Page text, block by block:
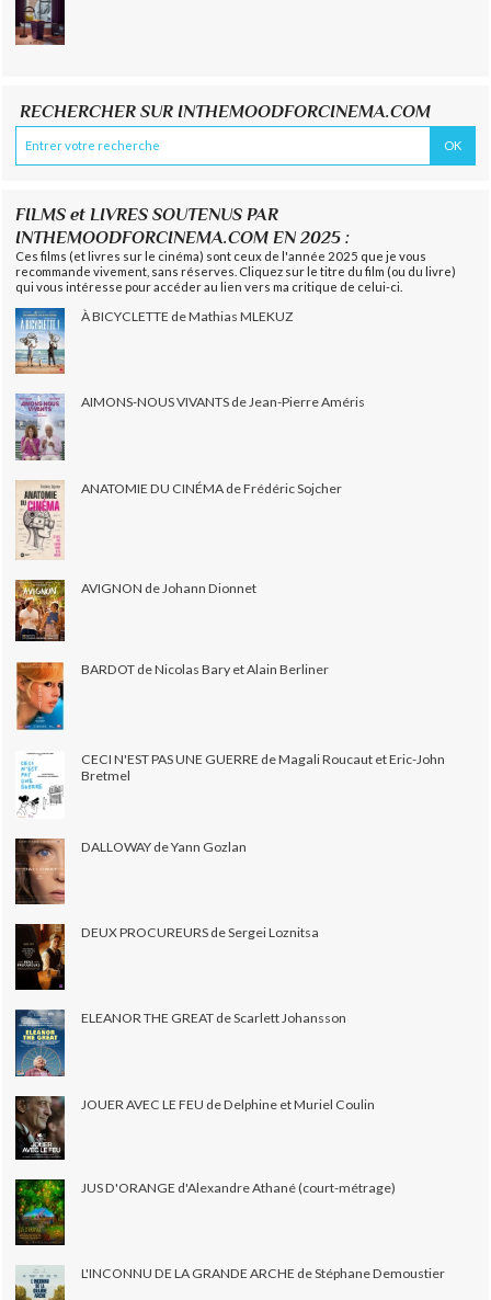
RECHERCHER SUR INTHEMOODFORCINEMA.COM
FILMS et LIVRES SOUTENUS PAR
INTHEMOODFORCINEMA.COM EN 2025 :
Ces films (et livres sur le cinéma) sont ceux de l'année 2025 que je vous
recommande vivement, sans réserves. Cliquez sur le titre du film (ou du livre)
qui vous intéresse pour accéder au lien vers ma critique de celui-ci.
À BICYCLETTE de Mathias MLEKUZ
AIMONS-NOUS VIVANTS de Jean-Pierre Améris
ANATOMIE DU CINÉMA de Frédéric Sojcher
AVIGNON de Johann Dionnet
BARDOT de Nicolas Bary et Alain Berliner
CECI N'EST PAS UNE GUERRE de Magali Roucaut et Eric-John
Bretmel
DALLOWAY de Yann Gozlan
DEUX PROCUREURS de Sergei Loznitsa
ELEANOR THE GREAT de Scarlett Johansson
JOUER AVEC LE FEU de Delphine et Muriel Coulin
JUS D'ORANGE d'Alexandre Athané (court-métrage)
L'INCONNU DE LA GRANDE ARCHE de Stéphane Demoustier